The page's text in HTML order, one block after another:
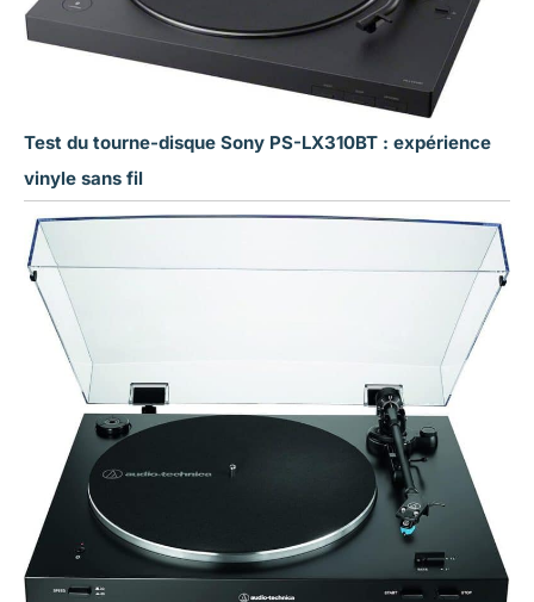
Test du tourne-disque Sony PS-LX310BT : expérience
vinyle sans fil